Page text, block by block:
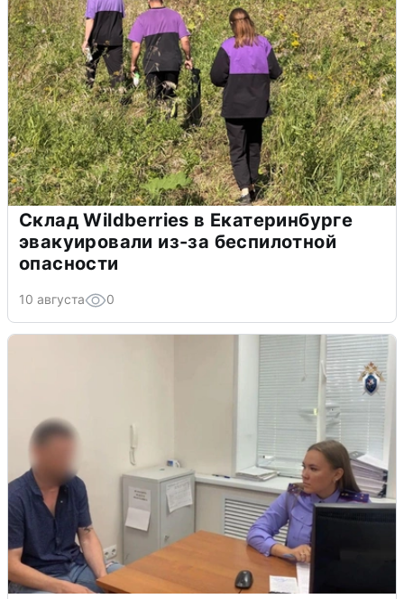
Склад Wildberries в Екатеринбурге
эвакуировали из-за беспилотной
опасности
10 августа 0